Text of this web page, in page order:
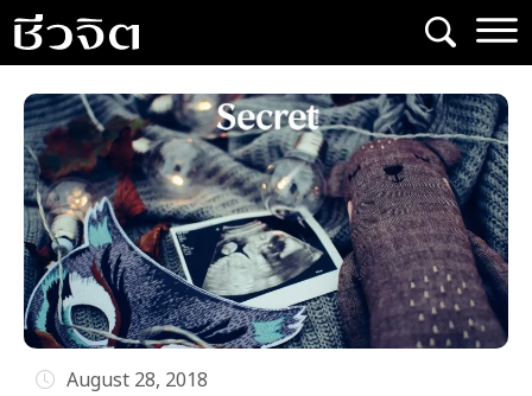
Skip
to
content
August 28, 2018